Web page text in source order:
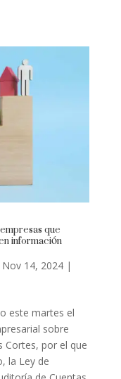
que
información
Nov 14, 2024|
este martes el
sobre
Cortes, por el que
la Ley de